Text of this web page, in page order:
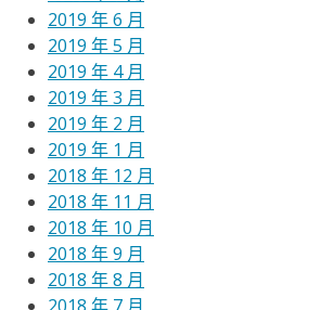
2019 年 6 月
2019 年 5 月
2019 年 4 月
2019 年 3 月
2019 年 2 月
2019 年 1 月
2018 年 12 月
2018 年 11 月
2018 年 10 月
2018 年 9 月
2018 年 8 月